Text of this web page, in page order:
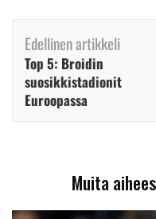
Artikkelien
selaus
Edellinen artikkeli
Top 5: Broidin
suosikkistadionit
Euroopassa
Muita